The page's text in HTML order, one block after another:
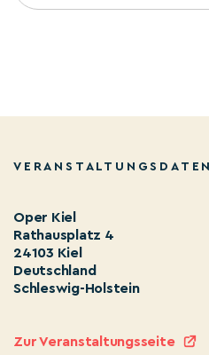
VERANSTALTUNGSDATEN
Oper Kiel
Rathausplatz 4
24103 Kiel
Deutschland
Schleswig-Holstein
Zur Veranstaltungsseite